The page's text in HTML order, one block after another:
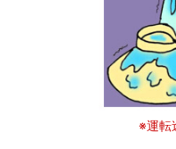
※運転